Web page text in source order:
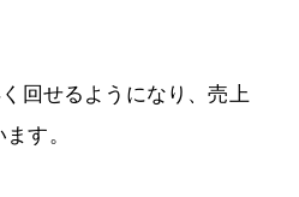
回せるようになり、売上
す。